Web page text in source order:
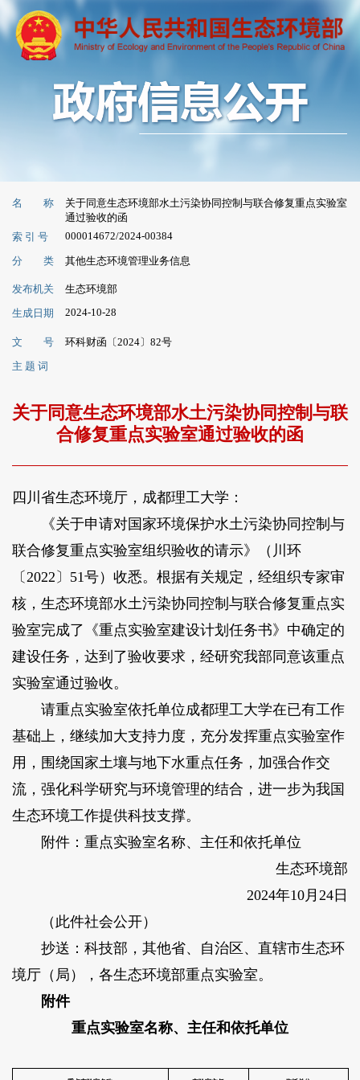
名 称
关于同意生态环境部水土污染协同控制与联合修复重点实验室
通过验收的函
索 引 号
000014672/2024-00384
分 类 其他生态环境管理业务信息
发布机关
生态环境部
生成日期
2024-10-28
文 号
环科财函〔2024〕82号
主 题 词
关于同意生态环境部水土污染协同控制与联
合修复重点实验室通过验收的函
四川省生态环境厅，成都理工大学：
《关于申请对国家环境保护水土污染协同控制与
联合修复重点实验室组织验收的请示》（川环
〔2022〕51号）收悉。根据有关规定，经组织专家审
核，生态环境部水土污染协同控制与联合修复重点实
验室完成了《重点实验室建设计划任务书》中确定的
建设任务，达到了验收要求，经研究我部同意该重点
实验室通过验收。
请重点实验室依托单位成都理工大学在已有工作
基础上，继续加大支持力度，充分发挥重点实验室作
用，围绕国家土壤与地下水重点任务，加强合作交
流，强化科学研究与环境管理的结合，进一步为我国
生态环境工作提供科技支撑。
附件：重点实验室名称、主任和依托单位
生态环境部
2024年10月24日
（此件社会公开）
抄送：科技部，其他省、自治区、直辖市生态环
境厅（局），各生态环境部重点实验室。
附件
重点实验室名称、主任和依托单位